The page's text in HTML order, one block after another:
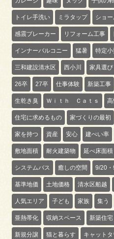
トイレ手洗い ミラタップ ショ
感震ブレーカー リフォーム工事
インナーバルコニー 猛暑 特定
三和建設清水区 西小川 家具選び
26卒 27卒 仕事体験 新築工事
生乾き臭 Ｗｉｔｈ Ｃａｔｓ
住宅に求めるもの 家づくりの最初
家を持つ 資産 安心 建ぺい率
敷地面積 耐火建築物 延べ床面積
システムバス 癒しの空間 9/20・
基準地価 土地価格 清水区船越
人気エリア 子ども 家族 集う
亜熱帯化 収納スペース 新築住宅
新規分譲 猫と暮らす キャットタ